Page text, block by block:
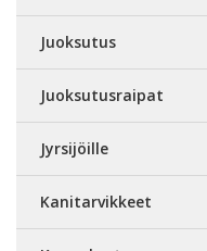
Juoksutus
Juoksutusraipat
Jyrsijöille
Kanitarvikkeet